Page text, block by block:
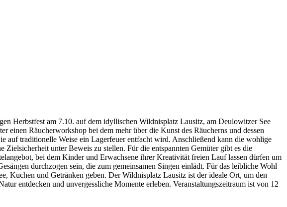
Herbstfest am 7.10. auf dem idyllischen Wildnisplatz Lausitz, am Deulowitzer See
einen Räucherworkshop bei dem mehr über die Kunst des Räucherns und dessen
auf traditionelle Weise ein Lagerfeuer entfacht wird. Anschließend kann die wohlige
Zielsicherheit unter Beweis zu stellen. Für die entspannten Gemüter gibt es die
bei dem Kinder und Erwachsene ihrer Kreativität freien Lauf lassen dürfen um
durchzogen sein, die zum gemeinsamen Singen einlädt. Für das leibliche Wohl
Kuchen und Getränken geben. Der Wildnisplatz Lausitz ist der ideale Ort, um den
entdecken und unvergessliche Momente erleben. Veranstaltungszeitraum ist von 12